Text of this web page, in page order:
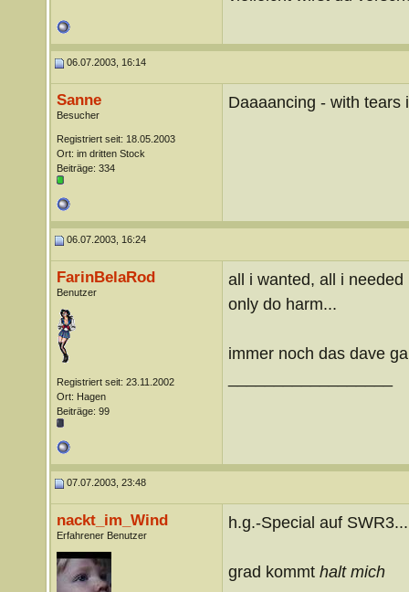
06.07.2003, 16:14
Sanne
Besucher
Registriert seit: 18.05.2003
Ort: im dritten Stock
Beiträge: 334
Daaaancing - with tears
06.07.2003, 16:24
FarinBelaRod
Benutzer
Registriert seit: 23.11.2002
Ort: Hagen
Beiträge: 99
all i wanted, all i
only do harm...
immer noch das dave
07.07.2003, 23:48
nackt_im_Wind
Erfahrener Benutzer
h.g.-Special auf SWR3...
grad kommt halt mich